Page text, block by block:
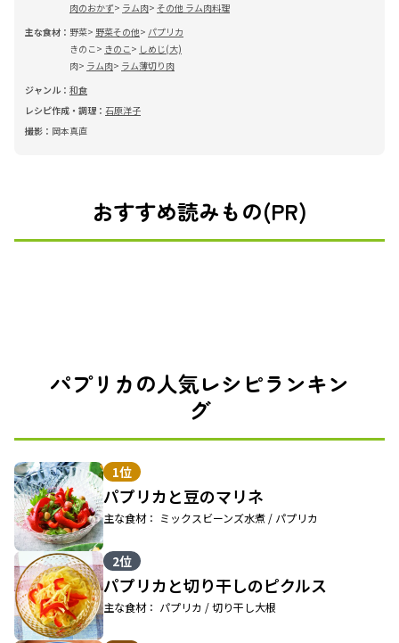
肉のおかず
ラム肉 その他 ラム肉料理
主な食材： 野菜 野菜その他 パプリカ
きのこ
きのこ
しめじ(大)
肉
ラム肉
ラム薄切り肉
ジャンル： 和食
レシピ作成・調理： 石原洋子
撮影： 岡本真直
おすすめ読みもの(PR)
パプリカの人気レシピランキン
グ
1位
パプリカと豆のマリネ
主な食材： ミックスビーンズ水煮 / パプリカ
2位
パプリカと切り干しのピクルス
主な食材： パプリカ / 切り干し大根